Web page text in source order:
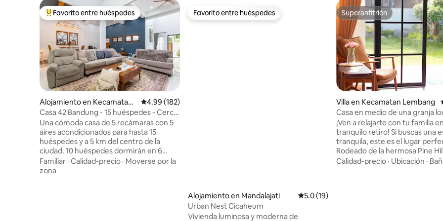
Favorito entre huéspedes preferido
Favorito entre huéspedes
Alojamiento en Kecamatan
Antapani
Calificación promedio: 4.99 de 5, 182 reseñas
4.99 (182)
Casa 42 Bandung - 15 huéspedes - Cerca
del centro de la ciudad
Una cómoda casa de 5 recámaras con 5
aires acondicionados para hasta 15
huéspedes y a 5 km del centro de la
ciudad. 10 huéspedes dormirán en 6
camas y 5 huéspedes en camas de viaje.
Por favor, indique el número de
Familiar · Calidad-precio · Moverse por la
zona
Favorito entre huéspedes
Favorito entre huéspedes
Alojamiento en Mandalajati Calificación promedio: 5.0 de 5, 19 reseñas
5.0 (19)
Urban Nest Cicaheum
Vivienda luminosa y moderna de
Superanfitrión
Superanfitrión
Villa en Kecamatan Lembang
Casa en medio de una granja
bosque de pinos
¡Ven a relajarte con tu familia
tranquilo retiro! Si buscas una
tranquila, este es el lugar
Rodeado de la hermosa Pine
locales, disfruta de tiempo de
Calidad-precio · Ubicación ·